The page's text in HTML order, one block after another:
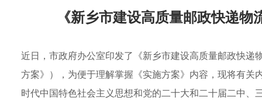
《新乡市建设高质量邮政快递
近日，市政府办公室印发了《新乡市建设高质量邮政快
方案》），为便于理解掌握《实施方案》内容，现将有
时代中国特色社会主义思想和党的二十大和二十届二中